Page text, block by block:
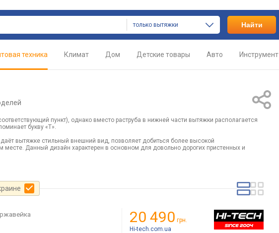
только вытяжки Найти
техника Климат Дом Детские товары Авто Инструмент
пункт), однако вместо раструба в нижней части вытяжки располагается
букву «Т».
вытяжке стильный внешний вид, позволяет добиться более высокой
месте. Данный дизайн характерен в основном для довольно дорогих пристенных и
20 490 грн.
Hi-tech.com.ua